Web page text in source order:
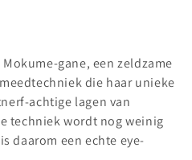
gane, een zeldzame
die haar unieke
achtige lagen van
techniek wordt nog weinig
daarom een echte eye-